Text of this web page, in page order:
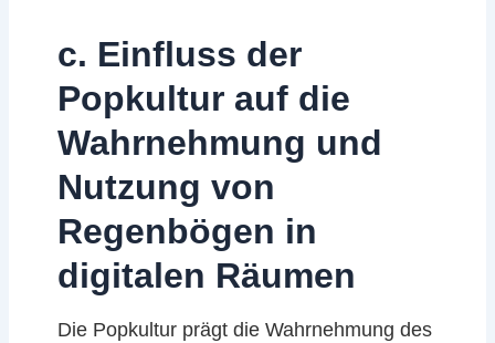
c. Einfluss der
Popkultur auf die
Wahrnehmung und
Nutzung von
Regenbögen in
digitalen Räumen
Die Popkultur prägt die Wahrnehmung des